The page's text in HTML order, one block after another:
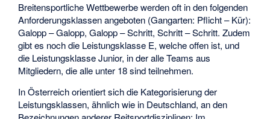
Breitensportliche Wettbewerbe werden oft in den folgenden
Anforderungsklassen angeboten (Gangarten: Pflicht – Kür):
Galopp – Galopp, Galopp – Schritt, Schritt – Schritt. Zudem
gibt es noch die Leistungsklasse E, welche offen ist, und
die Leistungsklasse Junior, in der alle Teams aus
Mitgliedern, die alle unter 18 sind teilnehmen.
In Österreich orientiert sich die Kategorisierung der
Leistungsklassen, ähnlich wie in Deutschland, an den